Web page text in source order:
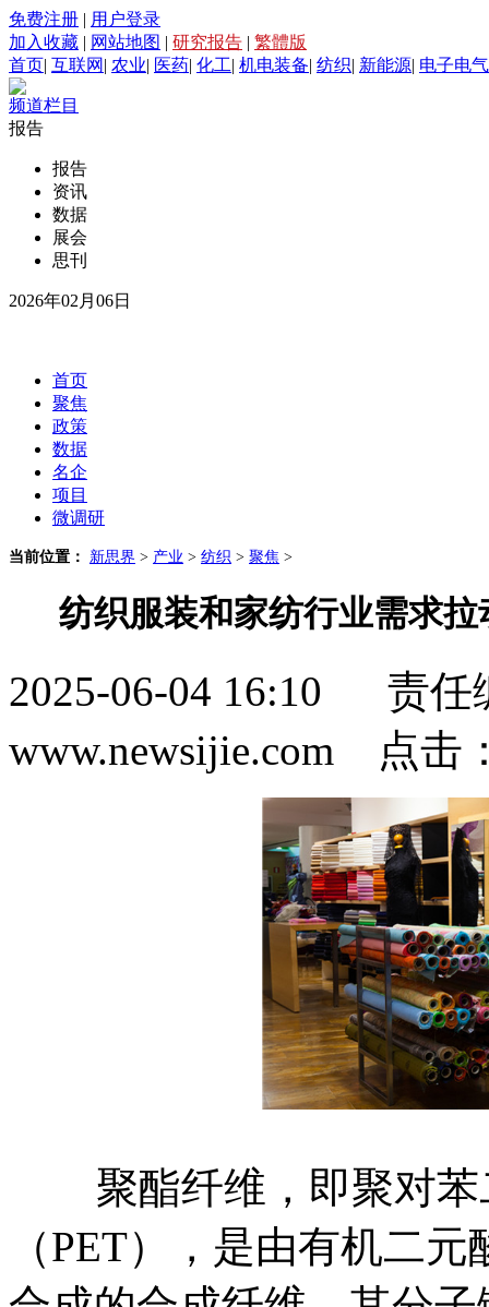
免费注册 | 用户登录
加入收藏 | 网站地图 | 研究报告 | 繁體版
首页| 互联网 | 农业| 医药| 化工| 机电装备| 纺织| 新能源| 电子电气
频道栏目
报告
报告
资讯
数据
展会
思刊
2026年02月06日
首页
聚焦
政策
数据
名企
项目
微调研
当前位置： 新思界 > 产业 > 纺织 > 聚焦 >
纺织服装和家纺行业需求
2025-06-04 16:10 责
www.newsijie.com 点击
聚酯纤维，即聚对苯
（PET），是由有机二